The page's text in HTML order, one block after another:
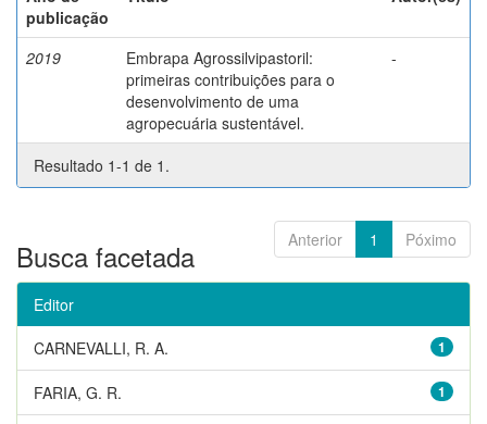
publicação
2019
Embrapa Agrossilvipastoril:
primeiras contribuições para o
desenvolvimento de uma
agropecuária sustentável.
-
Resultado 1-1 de 1.
Anterior 1 Póximo
Busca facetada
Editor
1
CARNEVALLI, R. A.
1
FARIA, G. R.